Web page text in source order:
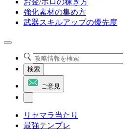
お金/ポロの稼ぎ方
強化素材の集め方
武器スキルアップの優先度
検索
ご意見
リセマラ当たり
最強テンプレ